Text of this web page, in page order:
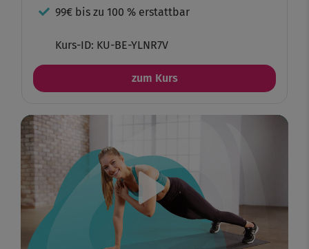
Play
Video
99€ bis zu 100 % erstattbar
Kurs-ID: KU-BE-YLNR7V
zum Kurs